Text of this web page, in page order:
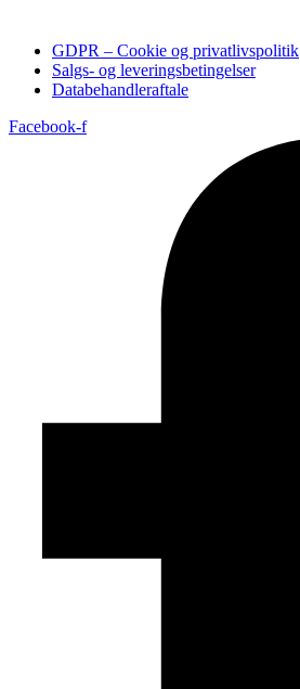
GDPR – Cookie og privatlivspolitik
Salgs- og leveringsbetingelser
Databehandleraftale
Facebook-f